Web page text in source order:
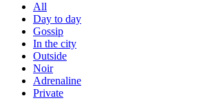
All
Day to day
Gossip
In the city
Outside
Noir
Adrenaline
Private